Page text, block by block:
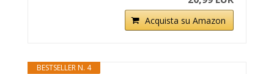
Acquista su Amazon
BESTSELLER N. 4